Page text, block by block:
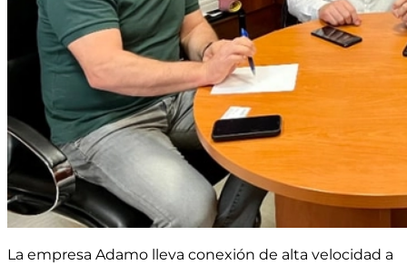
La empresa Adamo lleva conexión de alta velocidad a